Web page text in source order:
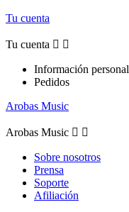
Tu cuenta
Tu cuenta  
Información personal
Pedidos
Arobas Music
Arobas Music  
Sobre nosotros
Prensa
Soporte
Afiliación